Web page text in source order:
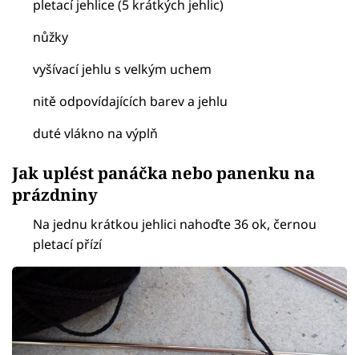
pletací jehlice (5 krátkých jehlic)
nůžky
vyšívací jehlu s velkým uchem
nitě odpovídajících barev a jehlu
duté vlákno na výplň
Jak uplést panáčka nebo panenku na
prázdniny
Na jednu krátkou jehlici nahoďte 36 ok, černou
pletací přízí